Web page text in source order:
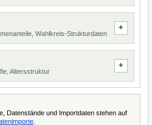
Wahlkreis-Strukturdaten
Altersstruktur
Datenstände und Importdaten stehen auf